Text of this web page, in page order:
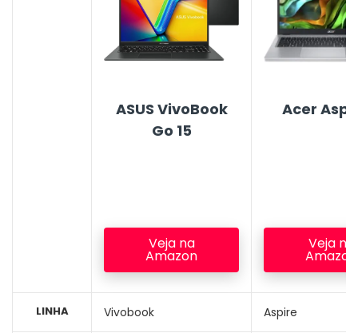
LINHA
ASUS VivoBook
Go 15
Veja na
Amazon
Vivobook
Acer
Veja na
Amazon
Aspire